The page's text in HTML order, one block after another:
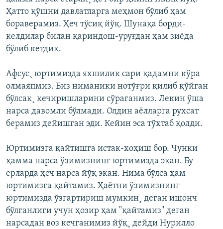
Ҳатто қўшни давлатларга меҳмон бўлиб ҳам
бораверамиз. Ҳеч тўсиқ йўқ. Шунақа борди-
келдилар билан қариндош-уруғдан ҳам зиëда
бўлиб кетдик.
Афсус¸ юртимизда яхшилик сари қадамни кўра
олмаяпмиз. Биз ниманики нотўғри қилиб қўйган
бўлсак¸ кечиришларини сўраганмиз. Лекин ўша
нарса давомли бўлмади. Олдин аëлларга рухсат
берамиз дейишган эди. Кейин эса тўхтаб қолди.
Юртимизга қайтишга истак-хоҳиш бор. Чунки
ҳамма нарса ўзимизнинг юртимизда экан. Бу
ерларда ҳеч нарса йўқ экан. Нима бўлса ҳам
юртимизга қайтамиз. Ҳаëтни ўзимизнинг
юртимизда ўзгартириш мумкин¸ деган ишонч
бўлганлиги учун ҳозир ҳам "қайтамиз" деган
нарсадан воз кечганимиз йўқ¸ дейди Нурилло